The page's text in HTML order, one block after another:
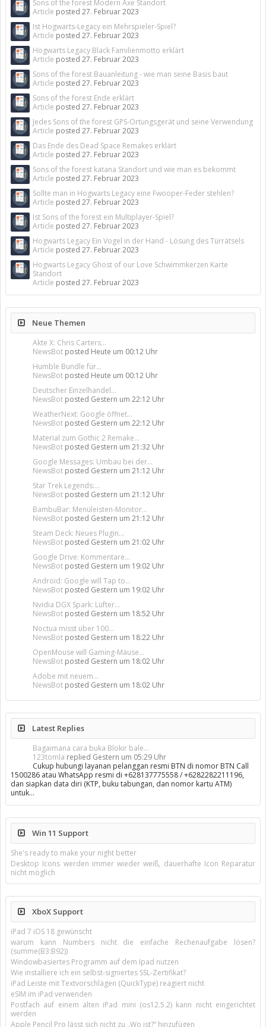
Sons of the forest Modern Axe Standort
Article posted 27. Februar 2023
Ist Hogwarts-Legacy ein Mehrspieler-Spiel?
Article posted 27. Februar 2023
Hogwarts Legacy Black Familienmotto erklärt
Article posted 27. Februar 2023
Sons of the forest Bauanleitung - wie man seine Basis baut
Article posted 27. Februar 2023
Sons of the forest Ende erklärt
Article posted 27. Februar 2023
Jedes Sons of the forest GPS-Ortungsgerät und seine Verwendung
Article posted 27. Februar 2023
Das Ende des Dead Space Remakes erklärt
Article posted 27. Februar 2023
Sons of the forest katana Standort und wie man es bekommt
Article posted 27. Februar 2023
Sollte man in Hogwarts Legacy eine Fwooper-Feder stehlen?
Article posted 27. Februar 2023
Ist Sons of the forest ein Multiplayer-Spiel?
Article posted 27. Februar 2023
Hogwarts Legacy Ein Vogel in der Hand - Lösung des Türrätsels
Article posted 27. Februar 2023
Hogwarts Legacy Ghost of our Love Schwimmkerzen Karte
Standort
Article posted 27. Februar 2023
Neue Themen
Akte X: Chris Carters...
NewsBot posted Heute um 00:12 Uhr
Humble Bundle für...
NewsBot posted Heute um 00:12 Uhr
Deutscher Einzelhandel...
NewsBot posted Gestern um 22:12 Uhr
WeatherNext: Google öffnet...
NewsBot posted Gestern um 22:12 Uhr
Material zum Gothic 2 Remake...
NewsBot posted Gestern um 21:32 Uhr
Google Messages: Umbau bei der...
NewsBot posted Gestern um 21:12 Uhr
Star Trek Legends:...
NewsBot posted Gestern um 21:12 Uhr
BambuBar: Menüleisten-Monitor...
NewsBot posted Gestern um 21:12 Uhr
Steam Deck: Neues Plugin...
NewsBot posted Gestern um 21:02 Uhr
Google Drive: Kommentare...
NewsBot posted Gestern um 19:02 Uhr
Android: Google will Tap to...
NewsBot posted Gestern um 19:02 Uhr
Nvidia DGX Spark: Lüfter...
NewsBot posted Gestern um 18:52 Uhr
Noctua misst über 100...
NewsBot posted Gestern um 18:22 Uhr
OpenMouse will Gaming-Mäuse...
NewsBot posted Gestern um 18:02 Uhr
Adobe mit neuem...
NewsBot posted Gestern um 18:02 Uhr
Latest Replies
Bagaimana cara buka Blokir bale...
123tomla replied Gestern um 05:29 Uhr
Cukup hubungi layanan pelanggan resmi BTN di nomor BTN Call
1500286 atau WhatsApp resmi di +628137775558 / +6282282211196,
dan siapkan data diri (KTP, buku tabungan, dan nomor kartu ATM)
untuk…
Win 11 Support
She's ready to make your night better
Desktop Icons werden immer wieder weiß, dauerhafte Icon Reparatur
nicht möglich
XboX Support
iPad 7 iOS 18 gewünscht
warum kann Numbers nicht die einfache Rechenaufgabe lösen?
(summe(B3:B92))
Windowbasiertes Programm auf dem Ipad nutzen
Wie installiere ich ein selbst-signiertes SSL-Zertifikat?
iPad Leiste mit Textvorschlägen (QuickType) reagiert nicht
eSIM im iPad verwenden
Postfach auf einem alten iPad mini (os12.5.2) kann nicht eingerichtet
werden
Apple Pencil Pro lässt sich nicht zu „Wo ist?“ hinzufügen